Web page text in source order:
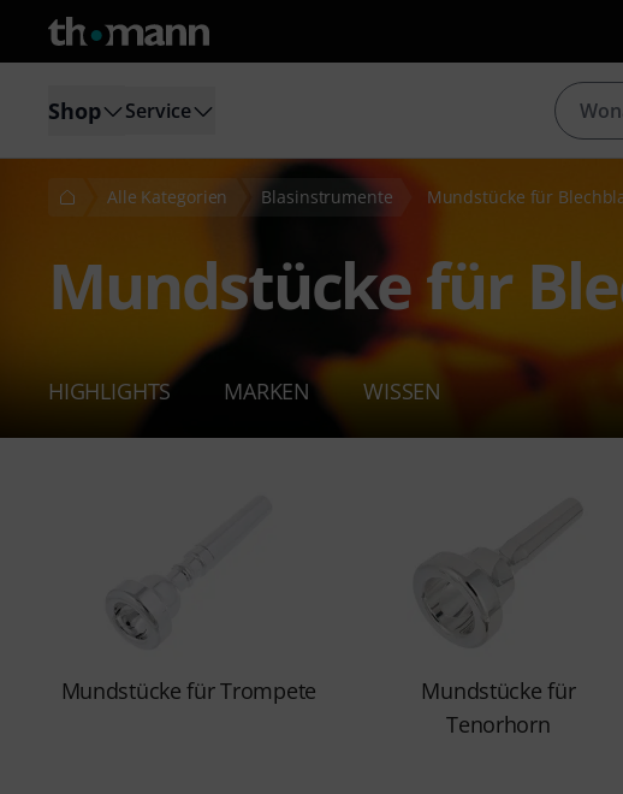
Shop Service
Alle Kategorien Blasinstrumente Mundstücke für
Mundstücke für
HIGHLIGHTS MARKEN WISSEN
Mundstücke für Trompete
Mundstücke für
Tenorhorn